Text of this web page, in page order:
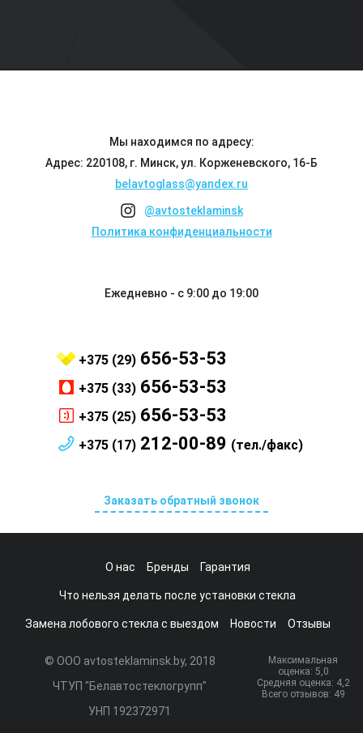
Мы находимся по адресу:
Адрес: 220108, г. Минск, ул. Корженевского, 16-Б
belavtoglass@yandex.ru
@avtosteklaminsk
Политика конфиденциальности
Ежедневно - с 9:00 до 19:00
+375 (29) 656-53-53
+375 (33) 656-53-53
+375 (25) 656-53-53
+375 (17) 212-00-89 (тел./факс)
Заказать обратный звонок
О нас Бренды Гарантия
Что нельзя делать после установки стекла
Замена лобового стекла с выездом Новости Отзывы
© ООО avtosteklaminsk.by, 2018
ЧТУП "Белавтостеклогрупп"
УНП 192372971
Максимальная
оценка: 5,0
Средняя оценка: 4,2
Всего отзывов: 49